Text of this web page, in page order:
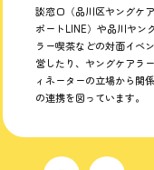
談窓口（品川区ヤングケ
ポートLINE）や品川ヤン
ラー喫茶などの対面イベ
営したり、ヤングケアラ
ィネーターの立場から関
の連携を図っています。